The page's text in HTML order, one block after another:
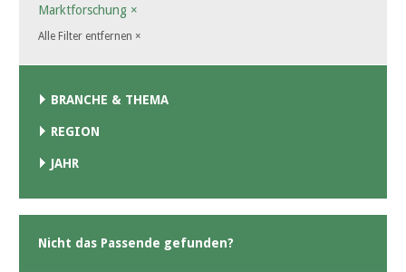
Marktforschung ×
Alle Filter entfernen ×
BRANCHE & THEMA
REGION
JAHR
Nicht das Passende gefunden?